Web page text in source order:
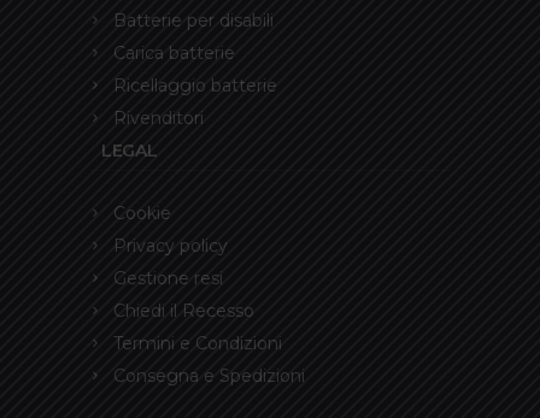
Batterie per disabili
Carica batterie
Ricellaggio batterie
Rivenditori
LEGAL
Cookie
Privacy policy
Gestione resi
Chiedi il Recesso
Termini e Condizioni
Consegna e Spedizioni